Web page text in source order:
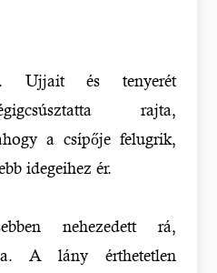
Ujjait és tenyerét
rajta,
a csípője felugrik,
idegeihez ér.
nehezedett rá,
A lány érthetetlen